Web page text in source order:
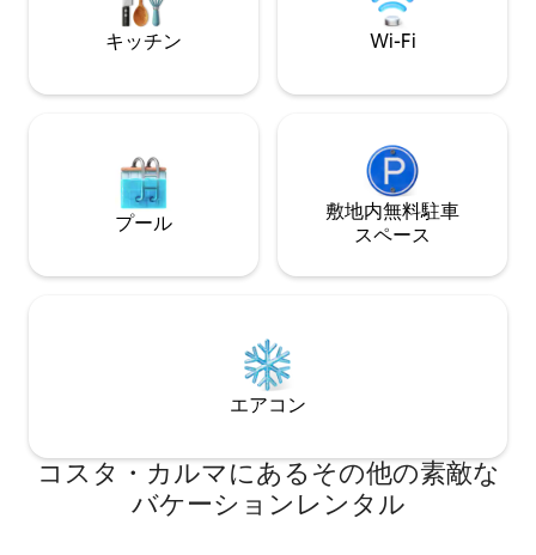
ム。定員：2名。 寝室2。1階 ダブルベッ
ド（160×200cm）とシングルベッド
（120×200cm）を備えたお部屋。広々と
イベートプールの景色を楽しめる専用バ
た広いスイート。洗面台2つ、トイレ、
広々としたシャワー、浴槽、洗濯機を備
えた広々としたバスルーム。定員：2名。
プール、中庭、屋上サンルーム プライベ
中オープン。風を遮る、テーブル、椅
せる屋上のサンルームがあり、屋外用リ
クライニングベッド、テーブル、椅子が
ドリネンとタオルが含まれています。ご
グサービスをご提供します。 ヴィラは風
から非常によく守られており、南向き
で、一日中自然光に包まれています。マ
年12月に改装され
駐車場あります。
キッチン Wi-Fi
プール
敷地内無料駐⁠車
ス⁠ペ⁠ー⁠ス
エアコン
コスタ・カルマにあるその他の素敵な
バケーションレンタル